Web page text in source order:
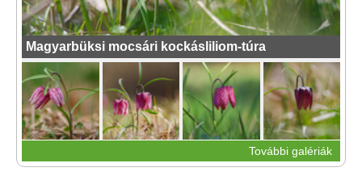
Magyarbüksi mocsári kockásliliom-túra
További galériák